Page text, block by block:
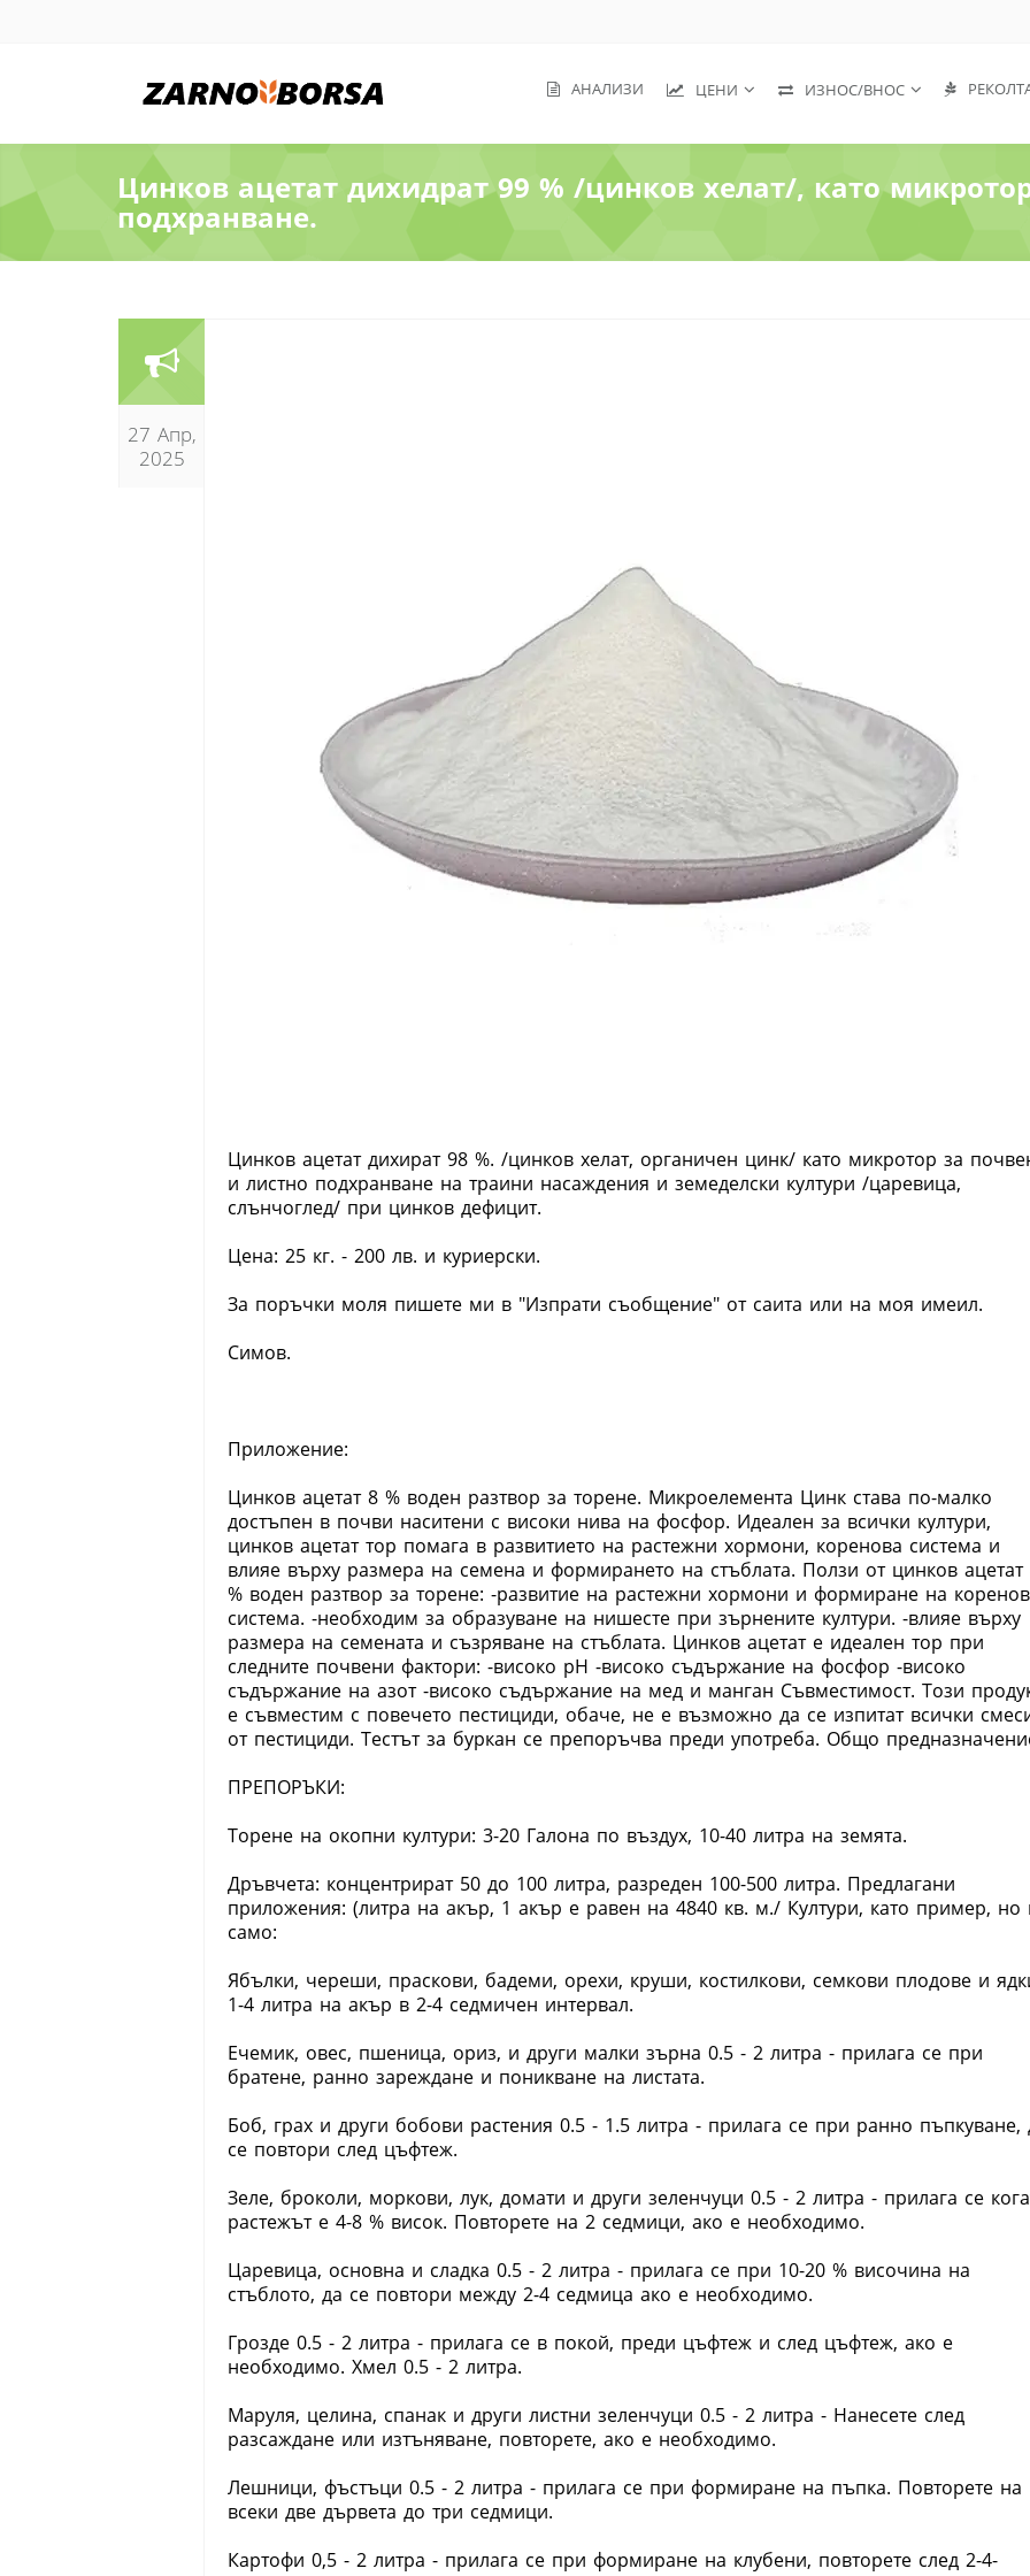
АНАЛИЗИ ЦЕНИ ИЗНОС/ВНОС
Цинков ацетат дихидрат 99 % /цинков хелат/, като
подхранване.
27 Апр,
2025
Цинков ацетат дихират 98 %. /цинков хелат, органичен цинк/ като микротор за
и листно подхранване на траини насаждения и земеделски култури /царевица,
слънчоглед/ при цинков дефицит.
Цена: 25 кг. - 200 лв. и куриерски.
За поръчки моля пишете ми в "Изпрати съобщение" от саита или на моя имеил.
Симов.
Приложение:
Цинков ацетат 8 % воден разтвор за торене. Микроелемента Цинк става по-малко
достъпен в почви наситени с високи нива на фосфор. Идеален за всички култури,
цинков ацетат тор помага в развитието на растежни хормони, коренова система и
влияе върху размера на семена и формирането на стъблата. Ползи от цинков ацетат
% воден разтвор за торене: -развитие на растежни хормони и формиране на
система. -необходим за образуване на нишесте при зърнените култури. -влияе върху
размера на семената и съзряване на стъблата. Цинков ацетат е идеален тор при
следните почвени фактори: -високо рН -високо съдържание на фосфор -високо
съдържание на азот -високо съдържание на мед и манган Съвместимост. Този
е съвместим с повечето пестициди, обаче, не е възможно да се изпитат всички
от пестициди. Тестът за буркан се препоръчва преди употреба. Общо
ПРЕПОРЪКИ:
Торене на окопни култури: 3-20 Галона по въздух, 10-40 литра на земята.
Дръвчета: концентрират 50 до 100 литра, разреден 100-500 литра. Предлагани
приложения: (литра на акър, 1 акър е равен на 4840 кв. м./ Култури, като пример, но
само:
Ябълки, череши, праскови, бадеми, орехи, круши, костилкови, семкови плодове и
1-4 литра на акър в 2-4 седмичен интервал.
Ечемик, овес, пшеница, ориз, и други малки зърна 0.5 - 2 литра - прилага се при
братене, ранно зареждане и поникване на листата.
Боб, грах и други бобови растения 0.5 - 1.5 литра - прилага се при ранно пъпкуване,
се повтори след цъфтеж.
Зеле, броколи, моркови, лук, домати и други зеленчуци 0.5 - 2 литра - прилага се
растежът е 4-8 % висок. Повторете на 2 седмици, ако е необходимо.
Царевица, основна и сладка 0.5 - 2 литра - прилага се при 10-20 % височина на
стъблото, да се повтори между 2-4 седмица ако е необходимо.
Грозде 0.5 - 2 литра - прилага се в покой, преди цъфтеж и след цъфтеж, ако е
необходимо. Хмел 0.5 - 2 литра.
Маруля, целина, спанак и други листни зеленчуци 0.5 - 2 литра - Нанесете след
разсаждане или изтъняване, повторете, ако е необходимо.
Лешници, фъстъци 0.5 - 2 литра - прилага се при формиране на пъпка. Повторете на
всеки две дървета до три седмици.
Картофи 0,5 - 2 литра - прилага се при формиране на клубени, повторете след 2-4-